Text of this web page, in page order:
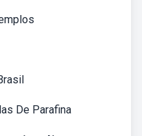
De Parafina